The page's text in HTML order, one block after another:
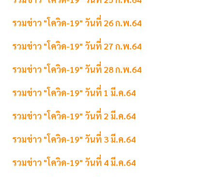
รวมข่าว "โควิด-19" วันที่ 26 ก.พ.64
รวมข่าว "โควิด-19" วันที่ 27 ก.พ.64
รวมข่าว "โควิด-19" วันที่ 28 ก.พ.64
รวมข่าว "โควิด-19" วันที่ 1 มี.ค.64
รวมข่าว "โควิด-19" วันที่ 2 มี.ค.64
รวมข่าว "โควิด-19" วันที่ 3 มี.ค.64
รวมข่าว "โควิด-19" วันที่ 4 มี.ค.64